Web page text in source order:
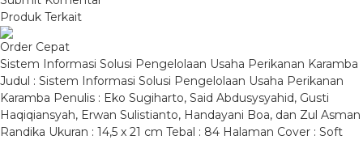
Produk Terkait
Order Cepat
Sistem Informasi Solusi Pengelolaan Usaha Perikanan Karamba
Judul : Sistem Informasi Solusi Pengelolaan Usaha Perikanan
Karamba Penulis : Eko Sugiharto, Said Abdusysyahid, Gusti
Haqiqiansyah, Erwan Sulistianto, Handayani Boa, dan Zul Asman
Randika Ukuran : 14,5 x 21 cm Tebal : 84 Halaman Cover : Soft